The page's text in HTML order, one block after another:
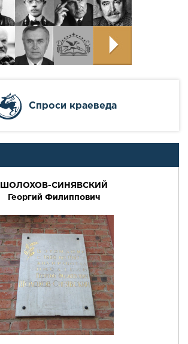
Cпроси краеведа
ШОЛОХОВ-СИНЯВСКИЙ
Георгий Филиппович